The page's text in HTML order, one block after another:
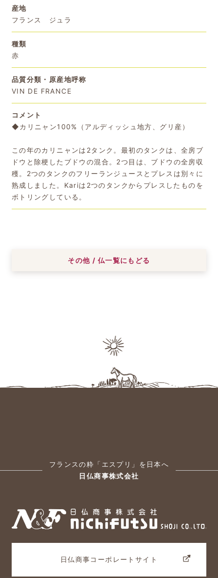
産地
フランス ジュラ
種類
赤
品質分類・原産地呼称
VIN DE FRANCE
コメント
◆カリニャン100%（アルディッシュ地方、グリ産）
この年のカリニャンは2タンク。最初のタンクは、全房ブ
ドウと除梗したブドウの混合。2つ目は、ブドウの全房収
穫。2つのタンクのフリーランジュースとプレスは別々に
熟成しました。Kariは2つのタンクからプレスしたものを
ボトリングしている。
その他 / 仏一覧にもどる
フランスの粋「エスプリ」を日本へ
日仏商事株式会社
日仏商事コーポレートサイト